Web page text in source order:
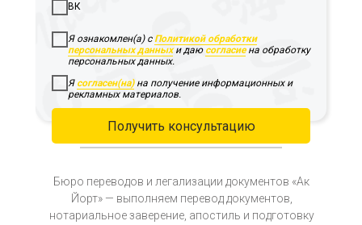
Бюро переводов и легализации документов «Ак
Йорт» — выполняем перевод документов,
нотариальное заверение, апостиль и подготовку
ВК
Я ознакомлен(а) сПолитикой обработки
персональных данныхи даю согласиена обработку
персональных данных.
Я согласен(на)на получение информационных и
рекламных материалов.
Получить консультацию